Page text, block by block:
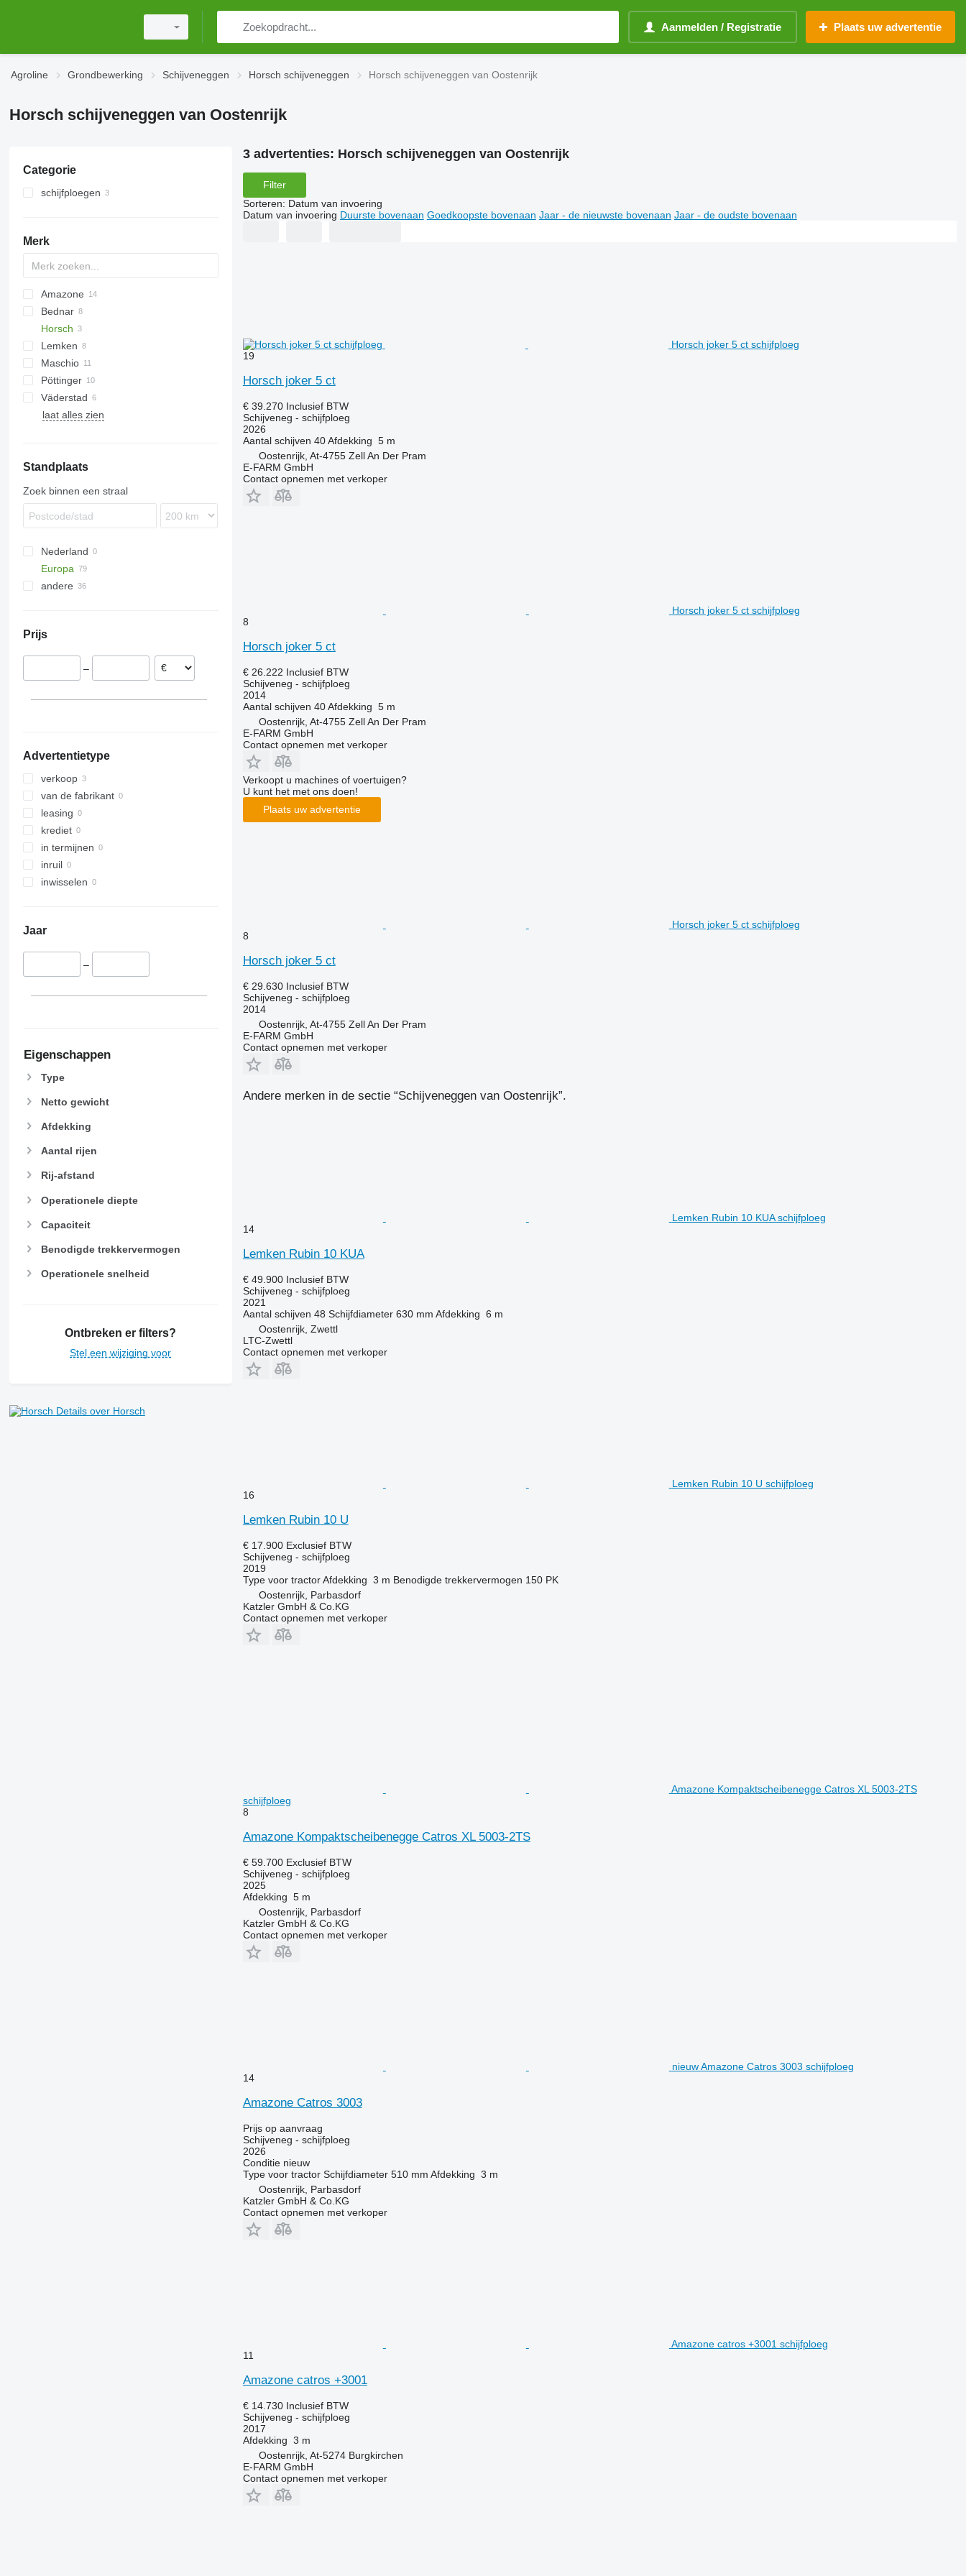
Aanmelden / Registratie Plaats uw advertentie
Agroline Grondbewerking Schijveneggen Horsch schijveneggen Horsch schijveneggen van Oostenrijk
Horsch schijveneggen van Oostenrijk
Categorie
schijfploegen
Merk
Amazone
Catros
KE
KG
Bednar
Swifter
Horsch
Joker
Joker 5 CT
Helix
Optimer
Lemken
Gigant
Heliodor
Rubin
Zirkon
Maschio
DC
DM
Pöttinger
Fox
Lion
Väderstad
Carrier
laat alles zien
Standplaats
Zoek binnen een straal
Nederland
Europa
Duitsland
Oostenrijk
WelsEstland
andere
Prijs
–
Advertentietype
verkoop
van de fabrikant
leasing
krediet
in termijnen
inruil
inwisselen
Jaar
–
Eigenschappen
Type
Netto gewicht
Afdekking
Aantal rijen
Rij-afstand
Operationele diepte
Capaciteit
Benodigde trekkervermogen
Operationele snelheid
Ontbreken er filters?
Stel een wijziging voor
Details over Horsch
3 advertenties: Horsch schijveneggen van Oostenrijk
Filter
Sorteren: Datum van invoering
Datum van invoering Duurste bovenaan Goedkoopste bovenaan Jaar - de nieuwste bovenaan Jaar - de oudste bovenaan
Horsch joker 5 ct schijfploeg
19
Horsch joker 5 ct
€ 39.270 Inclusief BTW
Schijveneg - schijfploeg
2026
Aantal schijven 40 Afdekking 5 m
Oostenrijk, At-4755 Zell An Der Pram
E-FARM GmbH
Contact opnemen met verkoper
Horsch joker 5 ct schijfploeg
8
Horsch joker 5 ct
€ 26.222 Inclusief BTW
Schijveneg - schijfploeg
2014
Aantal schijven 40 Afdekking 5 m
Oostenrijk, At-4755 Zell An Der Pram
E-FARM GmbH
Contact opnemen met verkoper
Verkoopt u machines of voertuigen?
U kunt het met ons doen!
Plaats uw advertentie
Horsch joker 5 ct schijfploeg
8
Horsch joker 5 ct
€ 29.630 Inclusief BTW
Schijveneg - schijfploeg
2014
Oostenrijk, At-4755 Zell An Der Pram
E-FARM GmbH
Contact opnemen met verkoper
Andere merken in de sectie “Schijveneggen van Oostenrijk”.
Lemken Rubin 10 KUA schijfploeg
14
Lemken Rubin 10 KUA
€ 49.900 Inclusief BTW
Schijveneg - schijfploeg
2021
Aantal schijven 48 Schijfdiameter 630 mm Afdekking 6 m
Oostenrijk, Zwettl
LTC-Zwettl
Contact opnemen met verkoper
Lemken Rubin 10 U schijfploeg
16
Lemken Rubin 10 U
€ 17.900 Exclusief BTW
Schijveneg - schijfploeg
2019
Type voor tractor Afdekking 3 m Benodigde trekkervermogen 150 PK
Oostenrijk, Parbasdorf
Katzler GmbH & Co.KG
Contact opnemen met verkoper
Amazone Kompaktscheibenegge Catros XL 5003-2TS
schijfploeg
8
Amazone Kompaktscheibenegge Catros XL 5003-2TS
€ 59.700 Exclusief BTW
Schijveneg - schijfploeg
2025
Afdekking 5 m
Oostenrijk, Parbasdorf
Katzler GmbH & Co.KG
Contact opnemen met verkoper
nieuw Amazone Catros 3003 schijfploeg
14
Amazone Catros 3003
Prijs op aanvraag
Schijveneg - schijfploeg
2026
Conditienieuw
Type voor tractor Schijfdiameter 510 mm Afdekking 3 m
Oostenrijk, Parbasdorf
Katzler GmbH & Co.KG
Contact opnemen met verkoper
Amazone catros +3001 schijfploeg
11
Amazone catros +3001
€ 14.730 Inclusief BTW
Schijveneg - schijfploeg
2017
Afdekking 3 m
Oostenrijk, At-5274 Burgkirchen
E-FARM GmbH
Contact opnemen met verkoper